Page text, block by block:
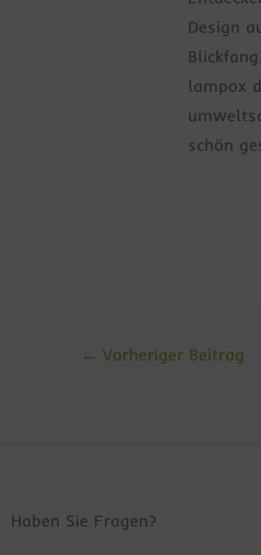
Design
lampox
schön
← Vorheriger Beitrag
Haben Sie Fragen?